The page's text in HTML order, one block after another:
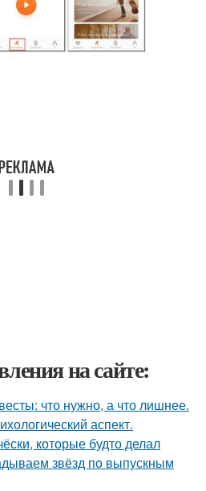
на сайте:
что нужно, а что лишнее.
аспект.
которые будто делал
звёзд по выпускным